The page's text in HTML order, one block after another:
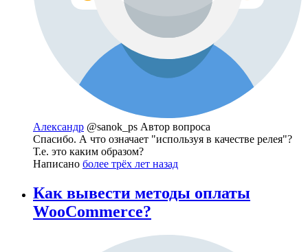
Александр @sanok_ps Автор вопроса
Спасибо. А что означает "используя в качестве релея"?
Т.е. это каким образом?
Написано более трёх лет назад
Как вывести методы оплаты
WooCommerce?